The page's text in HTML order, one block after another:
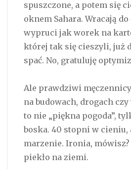
spuszczone, a potem się
oknem Sahara. Wracają
wypruci jak worek na
której tak się cieszyli, już
spać. No, gratuluję
Ale prawdziwi
na budowach, drogach
to nie „piękna pogoda”,
boska. 40 stopni w cieniu,
marzenie. Ironia, mówisz?
piekło na ziemi.